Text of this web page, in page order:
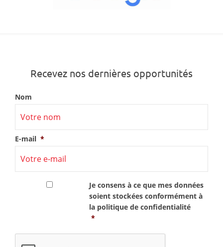
Recevez nos dernières opportunités
Nom
E-mail *
Je consens à ce que mes données
soient stockées conformément à
la politique de confidentialité
*